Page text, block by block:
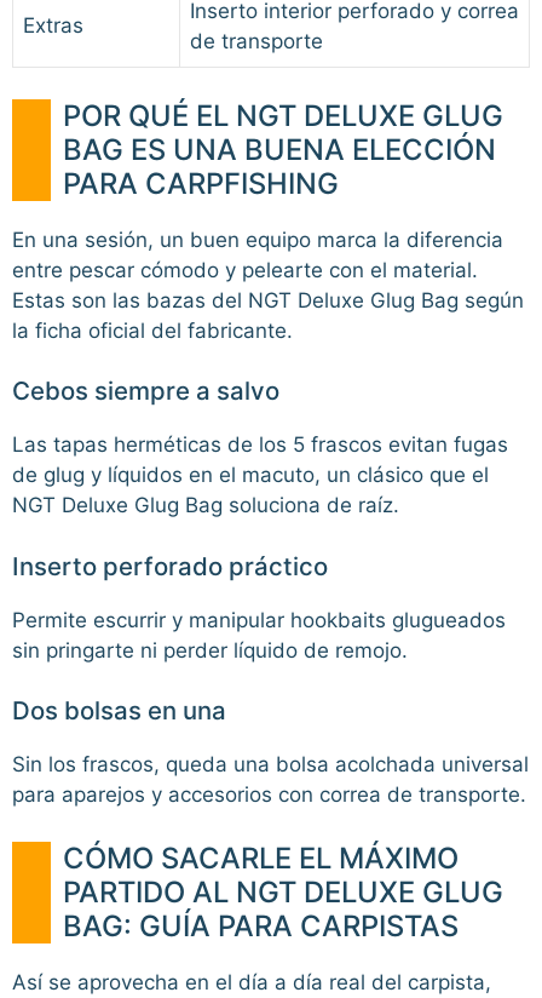
Extras
Inserto interior perforado y correa
de transporte
POR QUÉ EL NGT DELUXE GLUG
BAG ES UNA BUENA ELECCIÓN
PARA CARPFISHING
En una sesión, un buen equipo marca la diferencia
entre pescar cómodo y pelearte con el material.
Estas son las bazas del NGT Deluxe Glug Bag según
la ficha oficial del fabricante.
Cebos siempre a salvo
Las tapas herméticas de los 5 frascos evitan fugas
de glug y líquidos en el macuto, un clásico que el
NGT Deluxe Glug Bag soluciona de raíz.
Inserto perforado práctico
Permite escurrir y manipular hookbaits glugueados
sin pringarte ni perder líquido de remojo.
Dos bolsas en una
Sin los frascos, queda una bolsa acolchada universal
para aparejos y accesorios con correa de transporte.
CÓMO SACARLE EL MÁXIMO
PARTIDO AL NGT DELUXE GLUG
BAG: GUÍA PARA CARPISTAS
Así se aprovecha en el día a día real del carpista,